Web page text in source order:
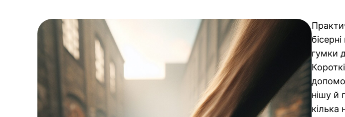
гумки
нішу й
кілька